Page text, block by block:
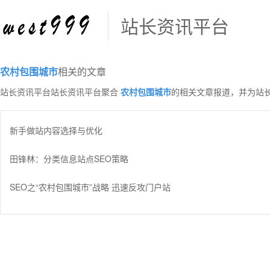
站长资讯平台
农村包围城市相关的文章
站长资讯平台站长资讯平台聚合 农村包围城市的相关文章报道，并为站
新手做站内容选择与优化
田锋林：分类信息站点SEO策略
SEO之“农村包围城市”战略 迅速反攻门户站